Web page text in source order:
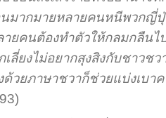
นมากมายหลายคนหนีพวก
ลายคนต้องทำตัวให้กลมกลื
เลี่ยงไม่อยากสุงสิงกับชาวช
ด้วยภาษาชวาก็ช่วยแบ่งเบา